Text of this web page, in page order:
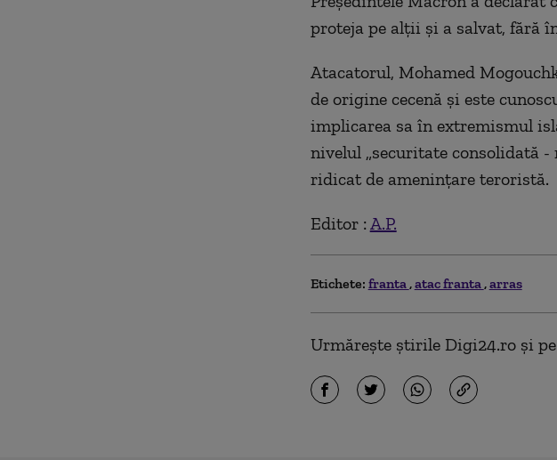
proteja pe alții și a salvat, fără
Atacatorul, Mohamed
de origine cecenă și este
implicarea sa în extremismul
nivelul „securitate consolidată -
ridicat de ameninţare teroristă.
Editor : A.P.
Etichete: franta atac franta arras
Urmărește știrile Digi24.ro și pe